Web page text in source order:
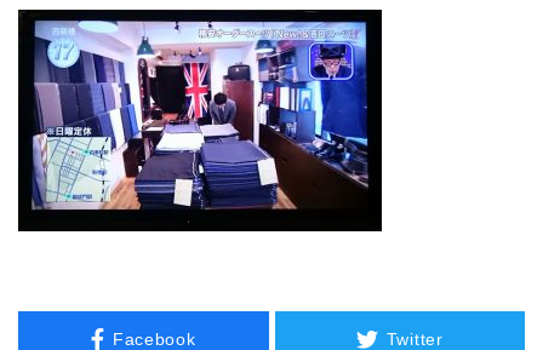
Facebook Twitter